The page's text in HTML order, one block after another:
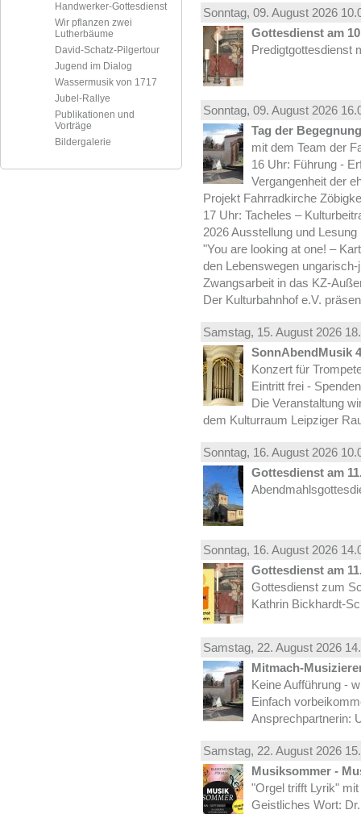
Handwerker-Gottesdienst
Wir pflanzen zwei
Lutherbäume
David-Schatz-Pilgertour
Jugend im Dialog
Wassermusik von 1717
Jubel-Rallye
Publikationen und
Vorträge
Bildergalerie
Sonntag, 09. August 2026
Gottesdienst am
Predigtgottesdienst
Sonntag, 09. August 2026
Tag der
mit dem Team der
16 Uhr: Führung -
Vergangenheit der
Projekt Fahrradkirche
17 Uhr: Tacheles –
2026 Ausstellung und Lesung
"You are looking at one! –
den Lebenswegen
Zwangsarbeit in das KZ-
Der Kulturbahnhof e.V.
Samstag, 15. August 2026
SonnAbendMusik 4
Konzert für
Eintritt frei -
Die Veranstaltung
dem Kulturraum Leipziger
Sonntag, 16. August 2026
Gottesdienst am
Sonntag, 16. August 2026
Gottesdienst am
Gottesdienst zum
Kathrin Bickhardt-
Samstag, 22. August 2026
Mitmach-
Keine Aufführung -
Einfach
Ansprechpartnerin:
Samstag, 22. August 2026
Musiksommer -
"Orgel trifft Lyrik"
Geistliches Wort: